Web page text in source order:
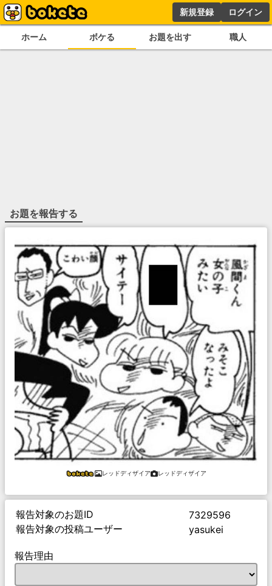
新規登録 ログイン
ホーム ボケる お題を出す 職人
お題を報告する
レッドディザイア レッドディザイア
報告対象のお題ID
7329596
報告対象の投稿ユーザー
yasukei
報告理由